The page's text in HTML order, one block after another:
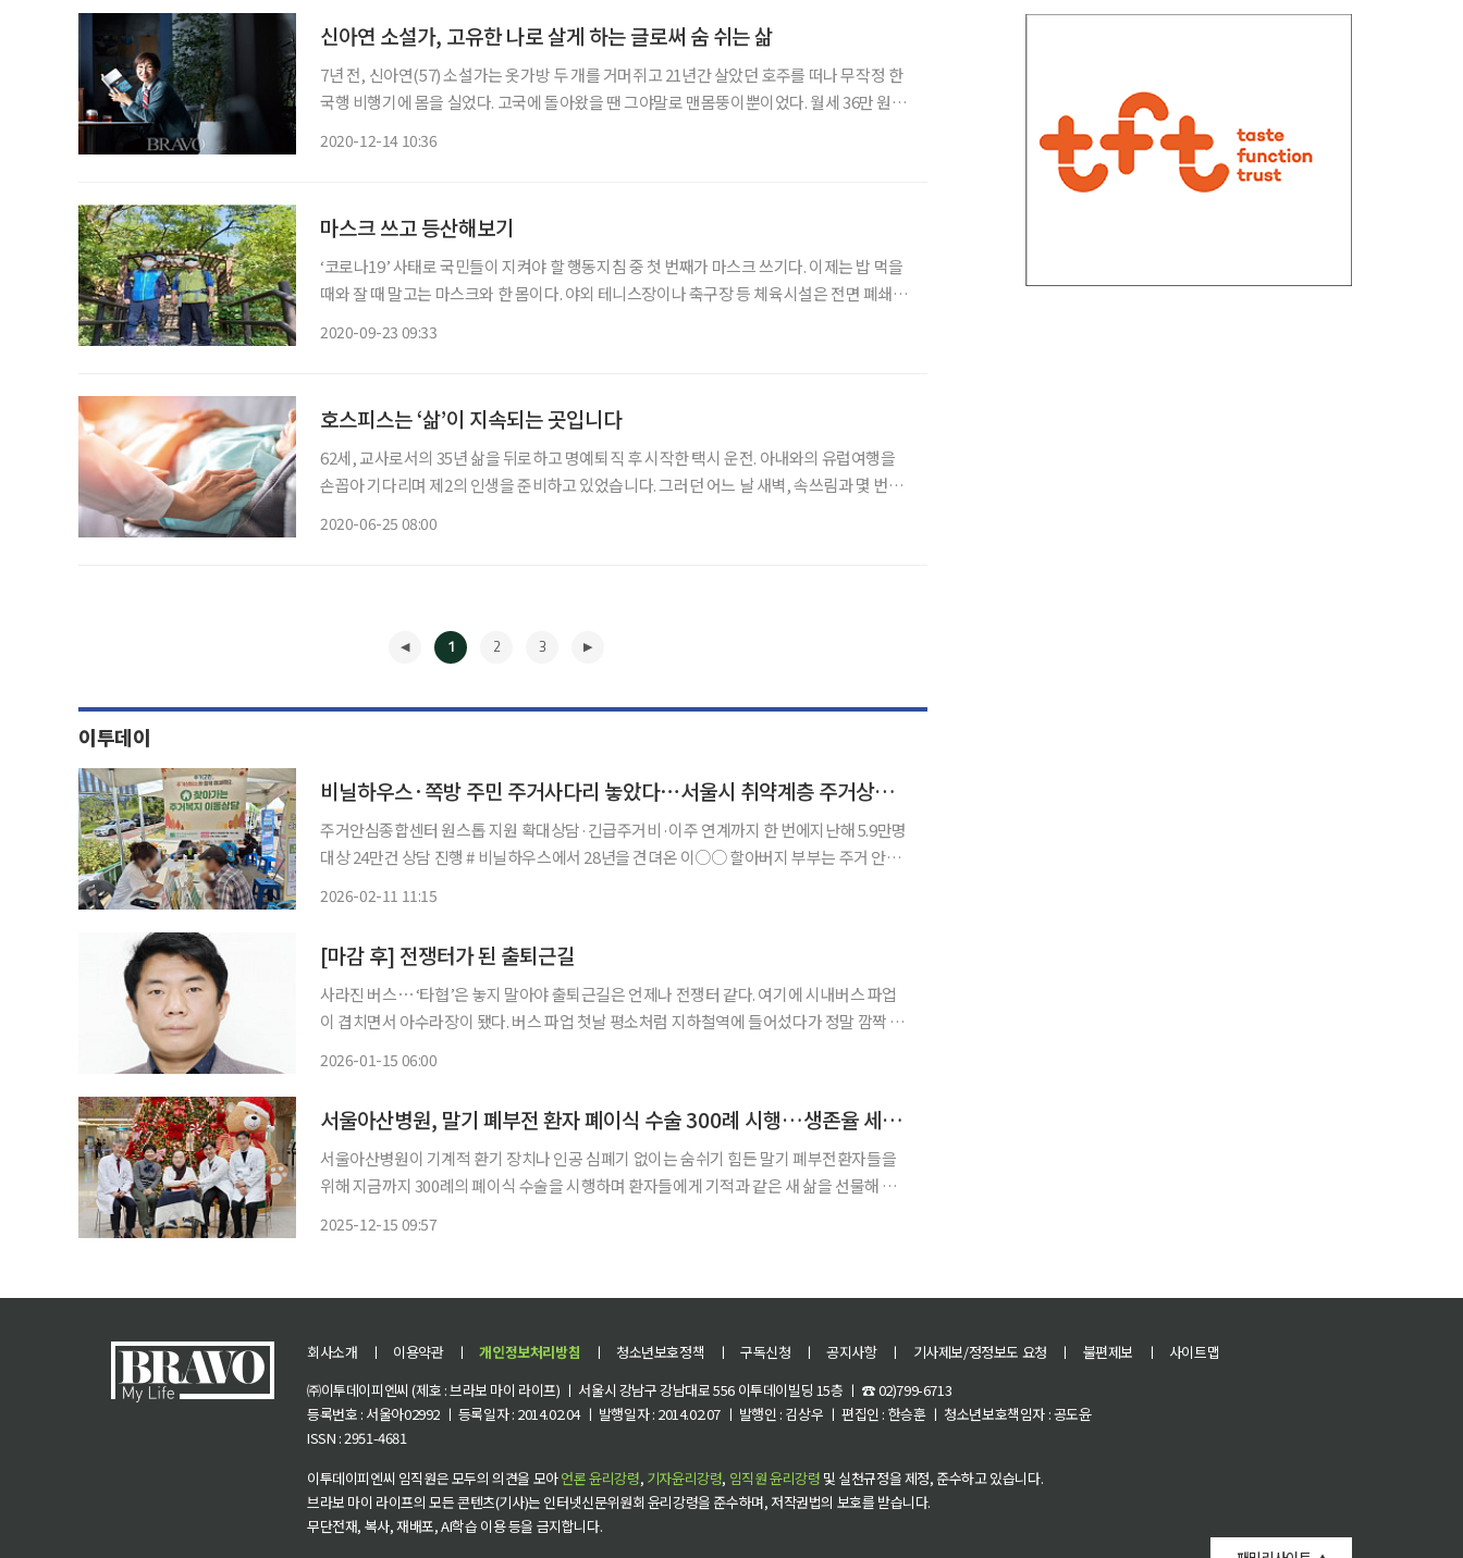
신아연 소설가, 고유한 나로 살게 하는 글로써 숨 쉬는 삶
7년 전, 신아연(57) 소설가는 옷가방 두 개를 거머쥐고 21년간 살았던 호주를 떠나 무작정 한
국행 비행기에 몸을 실었다. 고국에 돌아왔을 땐 그야말로 맨몸뚱이뿐이었다. 월세 36만 원짜
2020-12-14 10:36
마스크 쓰고 등산해보기
‘코로나19’ 사태로 국민들이 지켜야 할 행동지침 중 첫 번째가 마스크 쓰기다. 이제는 밥 먹을
때와 잘 때 말고는 마스크와 한 몸이다. 야외 테니스장이나 축구장 등 체육시설은 전면 폐쇄되
2020-09-23 09:33
호스피스는 ‘삶’이 지속되는 곳입니다
62세, 교사로서의 35년 삶을 뒤로하고 명예퇴직 후 시작한 택시 운전. 아내와의 유럽여행을
손꼽아 기다리며 제2의 인생을 준비하고 있었습니다. 그러던 어느 날 새벽, 속쓰림과 몇 번의
2020-06-25 08:00
1 2 3
이투데이
비닐하우스·쪽방 주민 주거사다리 놓았다⋯서울시 취약계층 주거상향 5년 새 11배
주거안심종합센터 원스톱 지원 확대상담·긴급주거비·이주 연계까지 한 번에지난해 5.9만명
대상 24만건 상담 진행 # 비닐하우스에서 28년을 견뎌온 이○○ 할아버지 부부는 주거 안심
2026-02-11 11:15
[마감 후] 전쟁터가 된 출퇴근길
사라진 버스⋯ ‘타협’은 놓지 말아야 출퇴근길은 언제나 전쟁터 같다. 여기에 시내버스 파업
이 겹치면서 아수라장이 됐다. 버스 파업 첫날 평소처럼 지하철역에 들어섰다가 정말 깜짝 놀
2026-01-15 06:00
서울아산병원, 말기 폐부전 환자 폐이식 수술 300례 시행…생존율 세계 최고
서울아산병원이 기계적 환기 장치나 인공 심폐기 없이는 숨쉬기 힘든 말기 폐부전환자들을
위해 지금까지 300례의 폐이식 수술을 시행하며 환자들에게 기적과 같은 새 삶을 선물해 왔
2025-12-15 09:57
회사소개 ㅣ 이용약관 ㅣ 개인정보처리방침 ㅣ 청소년보호정책 ㅣ 구독신청 ㅣ 공지사항 ㅣ 기사제보/정정보도 요청 ㅣ 불편제보 ㅣ
사이트맵
㈜이투데이피엔씨 (제호 : 브라보 마이 라이프) ㅣ 서울시 강남구 강남대로 556 이투데이빌딩 15층 ㅣ ☎ 02)799-6713
등록번호 : 서울아02992 ㅣ 등록일자 : 2014.02.04 ㅣ 발행일자 : 2014.02.07 ㅣ 발행인 : 김상우 ㅣ 편집인 : 한승훈 ㅣ 청소년보호책임자 : 공도윤
ISSN : 2951-4681
이투데이피엔씨 임직원은 모두의 의견을 모아언론 윤리강령, 기자윤리강령, 임직원 윤리강령 및 실천규정을 제정, 준수하고 있습니다.
브라보 마이 라이프의 모든 콘텐츠(기사)는 인터넷신문위원회 윤리강령을 준수하며, 저작권법의 보호를 받습니다.
무단전재, 복사, 재배포, AI학습 이용 등을 금지합니다.